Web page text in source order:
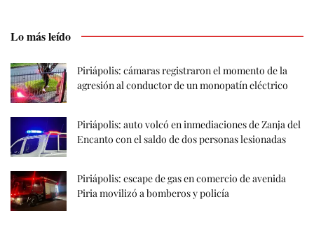
Lo más leído
Piriápolis: cámaras registraron el momento de la
agresión al conductor de un monopatín eléctrico
Piriápolis: auto volcó en inmediaciones de Zanja del
Encanto con el saldo de dos personas lesionadas
Piriápolis: escape de gas en comercio de avenida
Piria movilizó a bomberos y policía